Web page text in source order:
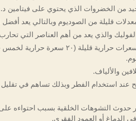
من الخضروات الذي يحتوي على فيتامين د.
قليلة من الصوديوم وبالتالي يعد
والذي يعد من أهم العناصر التي تحارب
أن الفطر يحتوي على سعرات
والألياف.
عند استخدام الفطر وبذلك تساهم في
حدوث التشوهات الخلقية بسبب احتواءه
الدماغ أو العمود الفقري.